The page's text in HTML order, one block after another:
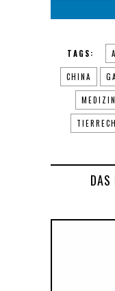
TAGS:
CHINA
MEDIZIN